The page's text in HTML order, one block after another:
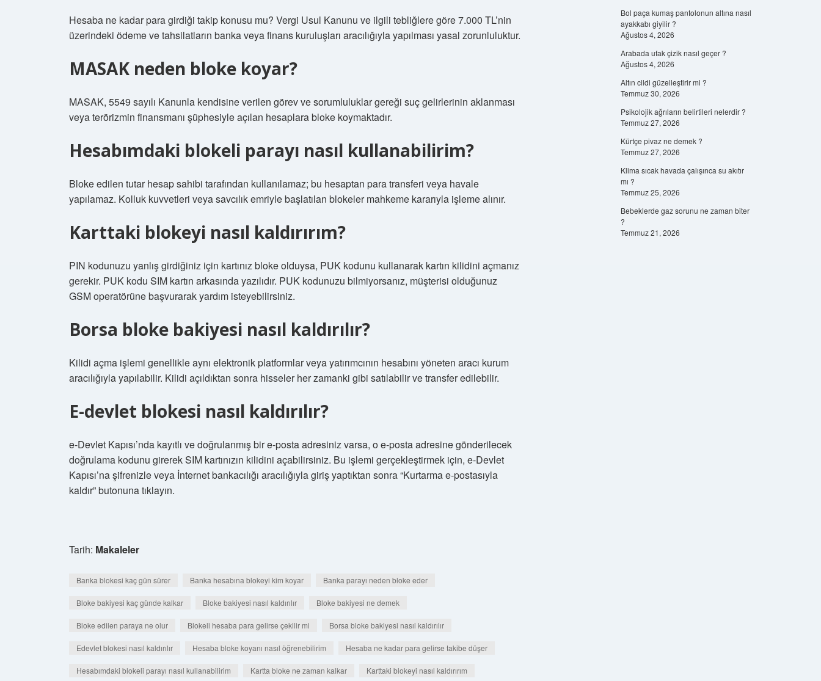
Hesaba ne kadar para girdiği takip konusu mu? Vergi Usul Kanunu ve ilgili tebliğlere göre 7.000 TL’nin
üzerindeki ödeme ve tahsilatların banka veya finans kuruluşları aracılığıyla yapılması yasal zorunluluktur.
MASAK neden bloke koyar?
MASAK, 5549 sayılı Kanunla kendisine verilen görev ve sorumluluklar gereği suç gelirlerinin aklanması
veya terörizmin finansmanı şüphesiyle açılan hesaplara bloke koymaktadır.
Hesabımdaki blokeli parayı nasıl kullanabilirim?
Bloke edilen tutar hesap sahibi tarafından kullanılamaz; bu hesaptan para transferi veya havale
yapılamaz. Kolluk kuvvetleri veya savcılık emriyle başlatılan blokeler mahkeme kararıyla işleme alınır.
Karttaki blokeyi nasıl kaldırırım?
PIN kodunuzu yanlış girdiğiniz için kartınız bloke olduysa, PUK kodunu kullanarak kartın kilidini açmanız
gerekir. PUK kodu SIM kartın arkasında yazılıdır. PUK kodunuzu bilmiyorsanız, müşterisi olduğunuz
GSM operatörüne başvurarak yardım isteyebilirsiniz.
Borsa bloke bakiyesi nasıl kaldırılır?
Kilidi açma işlemi genellikle aynı elektronik platformlar veya yatırımcının hesabını yöneten aracı kurum
aracılığıyla yapılabilir. Kilidi açıldıktan sonra hisseler her zamanki gibi satılabilir ve transfer edilebilir.
E-devlet blokesi nasıl kaldırılır?
e-Devlet Kapısı’nda kayıtlı ve doğrulanmış bir e-posta adresiniz varsa, o e-posta adresine gönderilecek
doğrulama kodunu girerek SIM kartınızın kilidini açabilirsiniz. Bu işlemi gerçekleştirmek için, e-Devlet
Kapısı’na şifrenizle veya İnternet bankacılığı aracılığıyla giriş yaptıktan sonra “Kurtarma e-postasıyla
kaldır” butonuna tıklayın.
Tarih: Makaleler
Banka blokesi kaç gün sürer Banka hesabına blokeyi kim koyar Banka parayı neden bloke eder
Bloke bakiyesi kaç günde kalkar Bloke bakiyesi nasıl kaldırılır Bloke bakiyesi ne demek
Bloke edilen paraya ne olur Blokeli hesaba para gelirse çekilir mi Borsa bloke bakiyesi nasıl kaldırılır
Edevlet blokesi nasıl kaldırılır Hesaba bloke koyanı nasıl öğrenebilirim Hesaba ne kadar para gelirse takibe düşer
Hesabımdaki blokeli parayı nasıl kullanabilirim Kartta bloke ne zaman kalkar Karttaki blokeyi nasıl kaldırırım
Bol paça kumaş pantolonun altına nasıl
ayakkabı giyilir ?
Ağustos 4, 2026
Arabada ufak çizik nasıl geçer ?
Ağustos 4, 2026
Altın cildi güzelleştirir mi ?
Temmuz 30, 2026
Psikolojik ağrıların belirtileri nelerdir ?
Temmuz 27, 2026
Kürtçe pivaz ne demek ?
Temmuz 27, 2026
Klima sıcak havada çalışınca su akıtır
mı ?
Temmuz 25, 2026
Bebeklerde gaz sorunu ne zaman biter
?
Temmuz 21, 2026